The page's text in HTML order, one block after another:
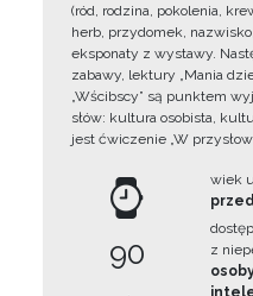
(ród, rodzina, pokolenia,
herb, przydomek,
eksponaty z wystawy.
zabawy, lektury „Mania
„Wścibscy” są punktem
słów: kultura osobista,
jest ćwiczenie „W
90
wiek
z